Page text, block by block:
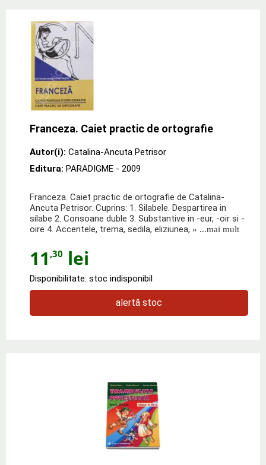
Franceza. Caiet practic de ortografie
Autor(i): Catalina-Ancuta Petrisor
Editura: PARADIGME - 2009
Franceza. Caiet practic de ortografie de Catalina-
Ancuta Petrisor. Cuprins: 1. Silabele. Despartirea in
silabe 2. Consoane duble 3. Substantive in -eur, -oir si -
oire 4. Accentele, trema, sedila, eliziunea, » ...mai mult
11 ,30 lei
Disponibilitate: stoc indisponibil
alertă stoc